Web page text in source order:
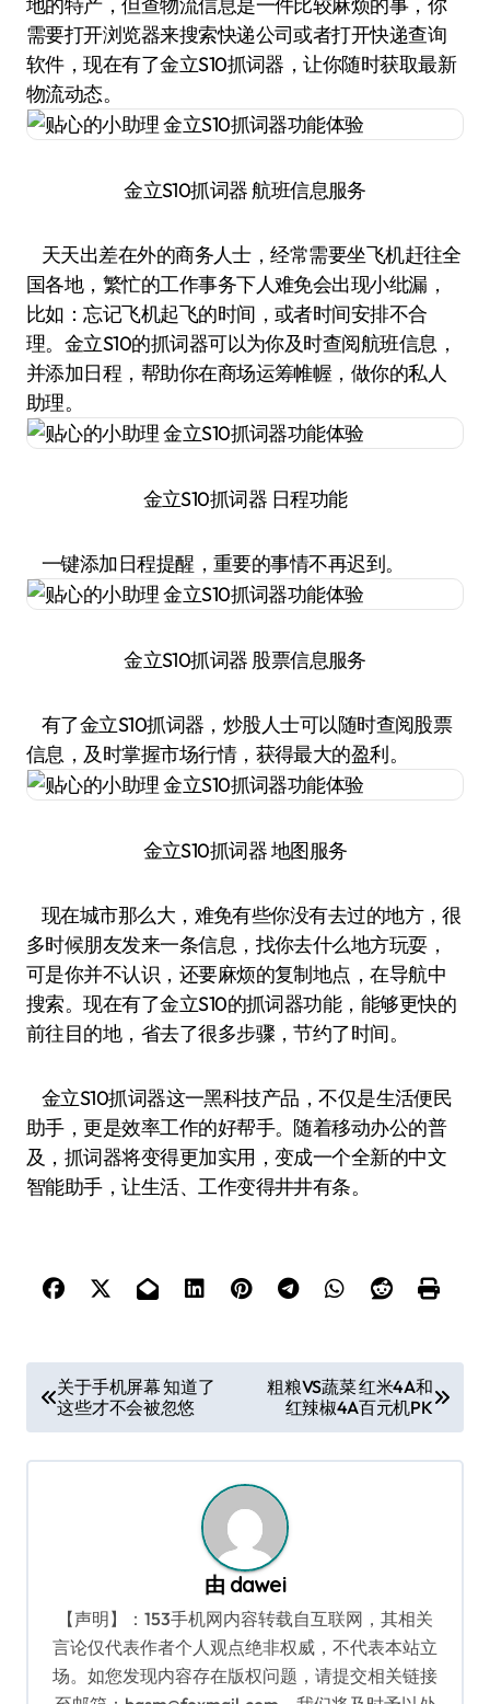
需要打开浏览器来搜索快递公司或者打开快递查询
软件，现在有了金立S10抓词器，让你随时获取最新
物流动态。
金立S10抓词器 航班信息服务
天天出差在外的商务人士，经常需要坐飞机赶往全
国各地，繁忙的工作事务下人难免会出现小纰漏，
比如：忘记飞机起飞的时间，或者时间安排不合
理。金立S10的抓词器可以为你及时查阅航班信息，
并添加日程，帮助你在商场运筹帷幄，做你的私人
助理。
金立S10抓词器 日程功能
一键添加日程提醒，重要的事情不再迟到。
金立S10抓词器 股票信息服务
有了金立S10抓词器，炒股人士可以随时查阅股票
信息，及时掌握市场行情，获得最大的盈利。
金立S10抓词器 地图服务
现在城市那么大，难免有些你没有去过的地方，很
多时候朋友发来一条信息，找你去什么地方玩耍，
可是你并不认识，还要麻烦的复制地点，在导航中
搜索。现在有了金立S10的抓词器功能，能够更快的
前往目的地，省去了很多步骤，节约了时间。
金立S10抓词器这一黑科技产品，不仅是生活便民
助手，更是效率工作的好帮手。随着移动办公的普
及，抓词器将变得更加实用，变成一个全新的中文
智能助手，让生活、工作变得井井有条。
章
导
关于手机屏幕 知道了
这些才不会被忽悠
粗粮VS蔬菜 红米4A和
红辣椒4A百元机PK
由 dawei
【声明】：153手机网内容转载自互联网，其相关
言论仅代表作者个人观点绝非权威，不代表本站立
场。如您发现内容存在版权问题，请提交相关链接